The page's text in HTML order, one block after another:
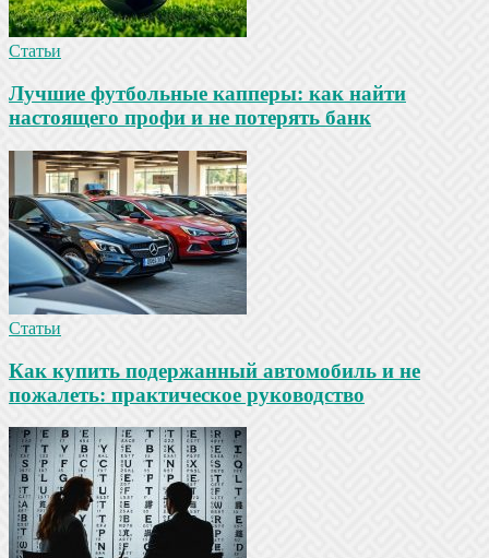
Статьи
Лучшие футбольные капперы: как найти
настоящего профи и не потерять банк
Статьи
Как купить подержанный автомобиль и не
пожалеть: практическое руководство